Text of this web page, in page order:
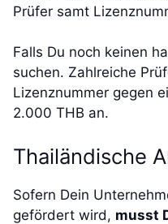
Prüfer samt
Falls Du noch keinen
suchen. Zahlreiche
Lizenznummer gegen
2.000 THB an.
Thailändische
Sofern Dein
gefördert wird, musst